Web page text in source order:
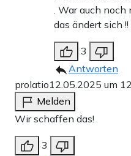
. War auch noch
das ändert sich !!
3
Antworten
prolatio12.05.2025 um
Melden
Wir schaffen das!
3